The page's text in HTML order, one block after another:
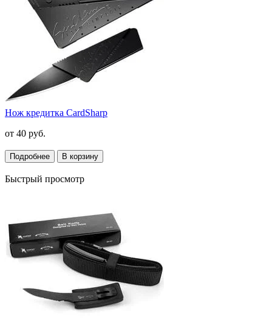
Нож кредитка CardSharp
от 40 руб.
Подробнее В корзину
Быстрый просмотр